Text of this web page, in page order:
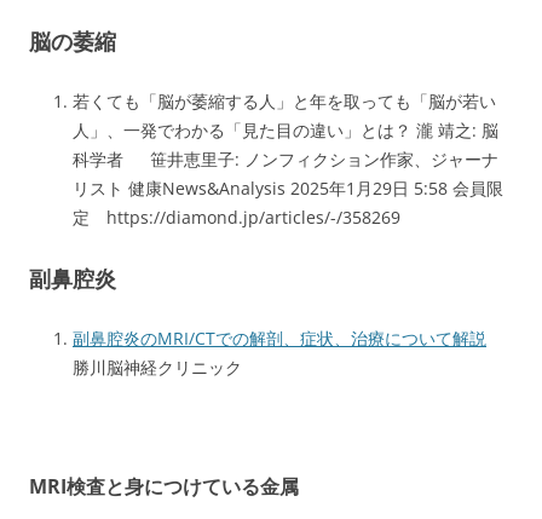
脳の萎縮
若くても「脳が萎縮する人」と年を取っても「脳が若い
人」、一発でわかる「見た目の違い」とは？ 瀧 靖之: 脳
科学者 笹井恵里子: ノンフィクション作家、ジャーナ
リスト 健康News&Analysis 2025年1月29日 5:58 会員限
定 https://diamond.jp/articles/-/358269
副鼻腔炎
副鼻腔炎のMRI/CTでの解剖、症状、治療について解説
勝川脳神経クリニック
MRI検査と身につけている金属